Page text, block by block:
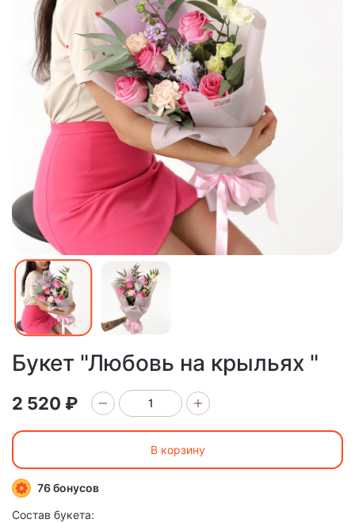
Букет "Любовь на крыльях "
2 520 ₽
В корзину
76 бонусов
Состав букета: